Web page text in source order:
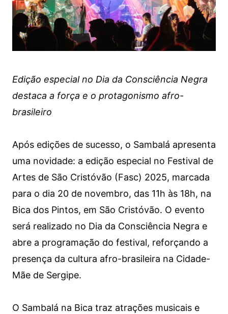
Edição especial no Dia da Consciência Negra
destaca a força e o protagonismo afro-
brasileiro
Após edições de sucesso, o Sambalá apresenta
uma novidade: a edição especial no Festival de
Artes de São Cristóvão (Fasc) 2025, marcada
para o dia 20 de novembro, das 11h às 18h, na
Bica dos Pintos, em São Cristóvão. O evento
será realizado no Dia da Consciência Negra e
abre a programação do festival, reforçando a
presença da cultura afro-brasileira na Cidade-
Mãe de Sergipe.
O Sambalá na Bica traz atrações musicais e